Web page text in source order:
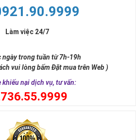
Giảm Giá Tại
hiện tại chúng tôi đang giảm giá sim
đẹpgiá cực rẻ. Nếu bạn là người
số đẹp và muốn một mức giá tối
sim giảm giá trước.
có mục sim giảm giá, sim số
mòn đợi chủ và vì một lý do nào đó,
chưa tìm thấy chủ nhân đích thực.
Làm việc 24/7
ngày trong tuần từ 7h-19h
vui lòng bấm Đặt mua trên Web )
nại dịch vụ, tư vấn: